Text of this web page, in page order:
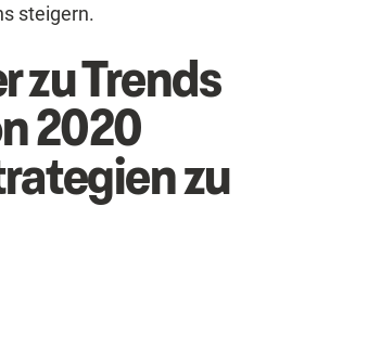
steigern.
zu Trends
2020
zu